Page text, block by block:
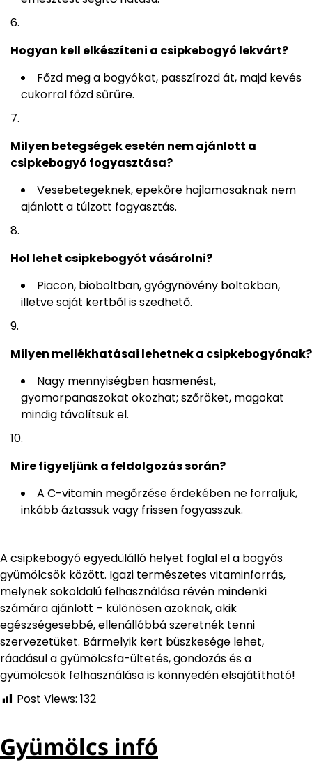
Hogyan kell elkészíteni a csipkebogyó lekvárt?
Főzd meg a bogyókat, passzírozd át, majd kevés
cukorral főzd sűrűre.
Milyen betegségek esetén nem ajánlott a
csipkebogyó fogyasztása?
Vesebetegeknek, epekőre hajlamosaknak nem
ajánlott a túlzott fogyasztás.
Hol lehet csipkebogyót vásárolni?
Piacon, bioboltban, gyógynövény boltokban,
illetve saját kertből is szedhető.
Milyen mellékhatásai lehetnek a csipkebogyónak?
Nagy mennyiségben hasmenést,
gyomorpanaszokat okozhat; szőröket, magokat
mindig távolítsuk el.
Mire figyeljünk a feldolgozás során?
A C-vitamin megőrzése érdekében ne forraljuk,
inkább áztassuk vagy frissen fogyasszuk.
A csipkebogyó egyedülálló helyet foglal el a bogyós
gyümölcsök között. Igazi természetes vitaminforrás,
melynek sokoldalú felhasználása révén mindenki
számára ajánlott – különösen azoknak, akik
egészségesebbé, ellenállóbbá szeretnék tenni
szervezetüket. Bármelyik kert büszkesége lehet,
ráadásul a gyümölcsfa-ültetés, gondozás és a
gyümölcsök felhasználása is könnyedén elsajátítható!
Post Views: 132
Gyümölcs infó